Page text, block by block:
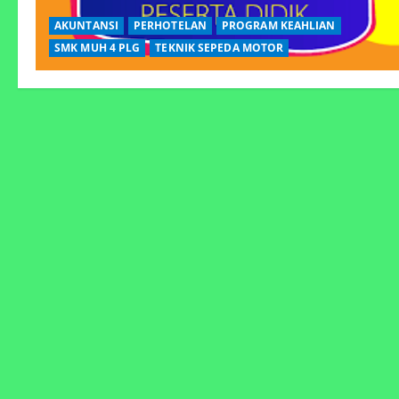
AKUNTANSI PERHOTELAN
PROGRAM KEAHLIAN
SMK MUH 4 PLG
TEKNIK SEPEDA MOTOR